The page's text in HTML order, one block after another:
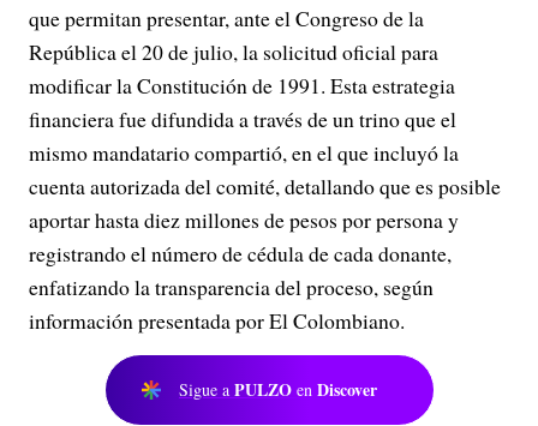
que permitan presentar, ante el Congreso de la
República el 20 de julio, la solicitud oficial para
modificar la Constitución de 1991. Esta estrategia
financiera fue difundida a través de un trino que el
mismo mandatario compartió, en el que incluyó la
cuenta autorizada del comité, detallando que es posible
aportar hasta diez millones de pesos por persona y
registrando el número de cédula de cada donante,
enfatizando la transparencia del proceso, según
información presentada por El Colombiano.
Sigue a PULZO en Discover